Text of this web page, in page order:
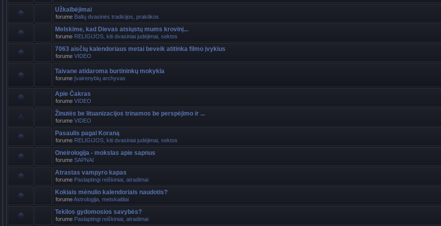
Užkalbėjimai
forume Baltų dvasinės tradicijos, praktikos
Melskime, kad Dievas atsiųstų mums krovinį...
forume RELIGIJOS, kiti dvasiniai judėjimai, sektos
7063 aisčių kalendoriaus metai beveik atitinka filmo įvykius
forume VIDEO
Taivane atidaroma burtininkų mokykla
forume Įvairenybių archyvas
Apie Čakras
forume VIDEO
Žinutės be lituanizacijos trinamos be perspėjimo ir ...
forume VIDEO
Pasaulis pagal Koraną
forume RELIGIJOS, kiti dvasiniai judėjimai, sektos
Oneirologija - mokslas apie sapnus
forume SAPNAI
Atrastas vampyro kapas
forume Paslaptingi reiškiniai, atradimai
Kokiais mėnulio kalendoriais naudotis?
forumeAstrologija, metskaitliai
Tekilos gydomosios savybės?
forume Paslaptingi reiškiniai, atradimai